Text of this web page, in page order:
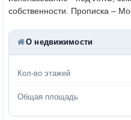
собственности. Прописка –
О недвижимости
Кол-во этажей
Общая площадь